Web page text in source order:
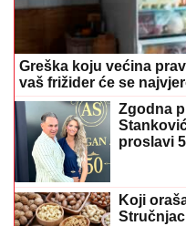
Greška koju većina
vaš frižider će se
Zgodna
proslavi
Koji